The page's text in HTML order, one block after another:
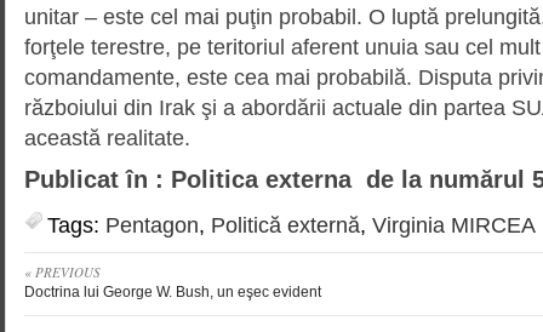
unitar – este cel mai puţin probabil. O luptă
forţele terestre, pe teritoriul aferent unuia sau cel
comandamente, este cea mai probabilă. Disputa
războiului din Irak şi a abordării actuale din partea
această realitate.
Publicat în : Politica externa de la numărul
Tags: Pentagon, Politică externă, Virginia MIRCEA
« PREVIOUS
Doctrina lui George W. Bush, un eşec evident